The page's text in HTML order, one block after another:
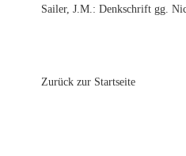
Sailer, J.M.: Denkschrift gg.
Zurück zur Startseite